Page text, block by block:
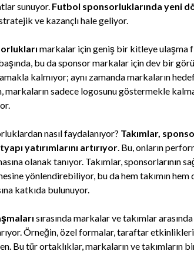
sunuyor. Futbol sponsorluklarında yeni
ve kazançlı hale geliyor.
markalar için geniş bir kitleye ulaşma
bu da sponsor markalar için dev bir
kalmıyor; aynı zamanda markaların
markaların sadece logosunu göstermekle
nasıl faydalanıyor? Takımlar,
yatırımlarını artırıyor. Bu, onların
olanak tanıyor. Takımlar, sponsorlarının
yönlendirebiliyor, bu da hem takımın hem
katkıda bulunuyor.
sırasında markalar ve takımlar
Örneğin, özel formalar, taraftar
Bu tür ortaklıklar, markaların ve takımların